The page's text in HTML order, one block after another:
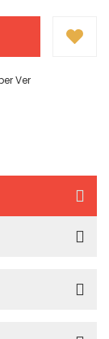
Ver